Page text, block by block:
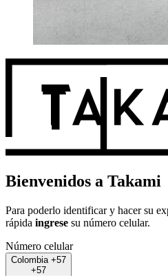
Bienvenidos a Takami
Para poderlo identificar y hacer su
rápida ingrese su número celular.
Número celular
Colombia +57
+57